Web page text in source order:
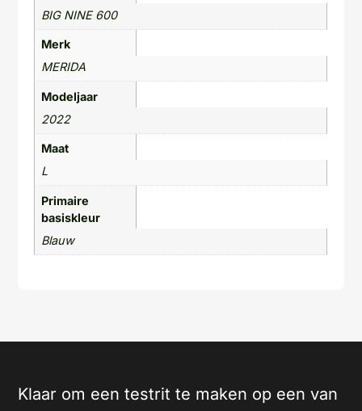
BIG NINE 600
Merk
MERIDA
Modeljaar
2022
Maat
L
Primaire
basiskleur
Blauw
Klaar om een testrit te maken op een van